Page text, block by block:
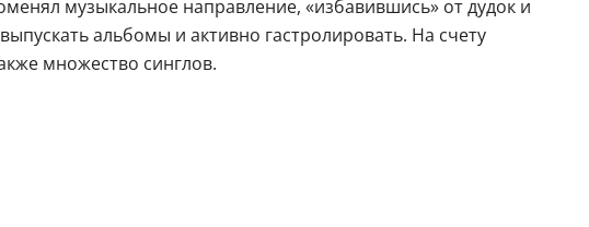
музыкальное направление, «избавившись» от дудок и
альбомы и активно гастролировать. На счету
множество синглов.